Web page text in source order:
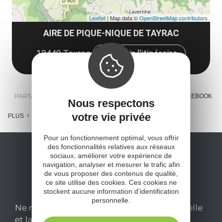
AIRE DE PIQUE-NIQUE DE TAYRAC
12440 Tayrac
Obtenir l'itinéraire
Leaflet | Map data ©OpenStreetMap contributors
PARTAGER : FACEBOOK
PLUS
Ne manquez pas notre newsletter mensuelle
et laissez-vous inspirer pour profiter
Nous respectons
votre vie privée
Pour un fonctionnement optimal, vous offrir
des fonctionnalités relatives aux réseaux
sociaux, améliorer votre expérience de
navigation, analyser et mesurer le trafic afin
de vous proposer des contenus de qualité,
ce site utilise des cookies. Ces cookies ne
stockent aucune information d'identification
personnelle.